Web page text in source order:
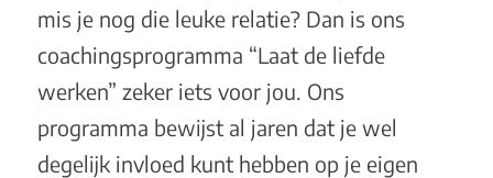
mis je nog die leuke relatie? Dan is ons
coachingsprogramma “Laat de liefde
werken” zeker iets voor jou. Ons
programma bewijst al jaren dat je wel
degelijk invloed kunt hebben op je eigen